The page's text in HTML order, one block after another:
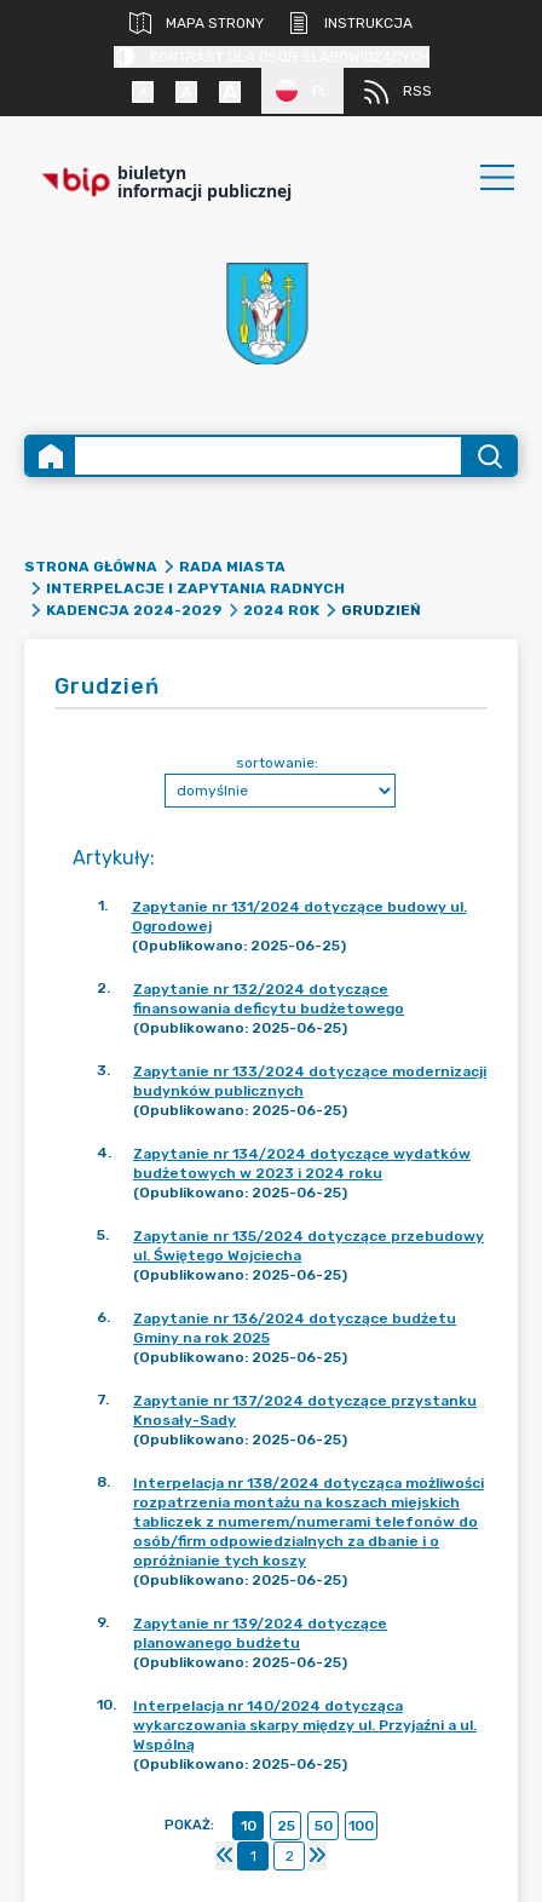
MAPA STRONY
INSTRUKCJA
RSS
biuletyn
informacji publicznej
STRONA GŁÓWNA
RADA MIASTA
INTERPELACJE I ZAPYTANIA RADNYCH
KADENCJA 2024-2029
2024 ROK GRUDZIEŃ
Grudzień
Artykuły:
sortowanie:
1.
Zapytanie nr 131/2024 dotyczące budowy ul.
Ogrodowej
(Opublikowano: 2025-06-25)
2.
Zapytanie nr 132/2024 dotyczące
finansowania deficytu budżetowego
(Opublikowano: 2025-06-25)
3.
Zapytanie nr 133/2024 dotyczące modernizacji
budynków publicznych
(Opublikowano: 2025-06-25)
4.
Zapytanie nr 134/2024 dotyczące wydatków
budżetowych w 2023 i 2024 roku
(Opublikowano: 2025-06-25)
5.
Zapytanie nr 135/2024 dotyczące przebudowy
ul. Świętego Wojciecha
(Opublikowano: 2025-06-25)
6.
Zapytanie nr 136/2024 dotyczące budżetu
Gminy na rok 2025
(Opublikowano: 2025-06-25)
7.
Zapytanie nr 137/2024 dotyczące przystanku
Knosały-Sady
(Opublikowano: 2025-06-25)
8.
Interpelacja nr 138/2024 dotycząca możliwości
rozpatrzenia montażu na koszach miejskich
tabliczek z numerem/numerami telefonów do
osób/firm odpowiedzialnych za dbanie i o
opróżnianie tych koszy
(Opublikowano: 2025-06-25)
9.
Zapytanie nr 139/2024 dotyczące
planowanego budżetu
(Opublikowano: 2025-06-25)
10.
Interpelacja nr 140/2024 dotycząca
wykarczowania skarpy między ul. Przyjaźni a ul.
Wspólną
(Opublikowano: 2025-06-25)
POKAŻ: 10 25 50
100
1
2